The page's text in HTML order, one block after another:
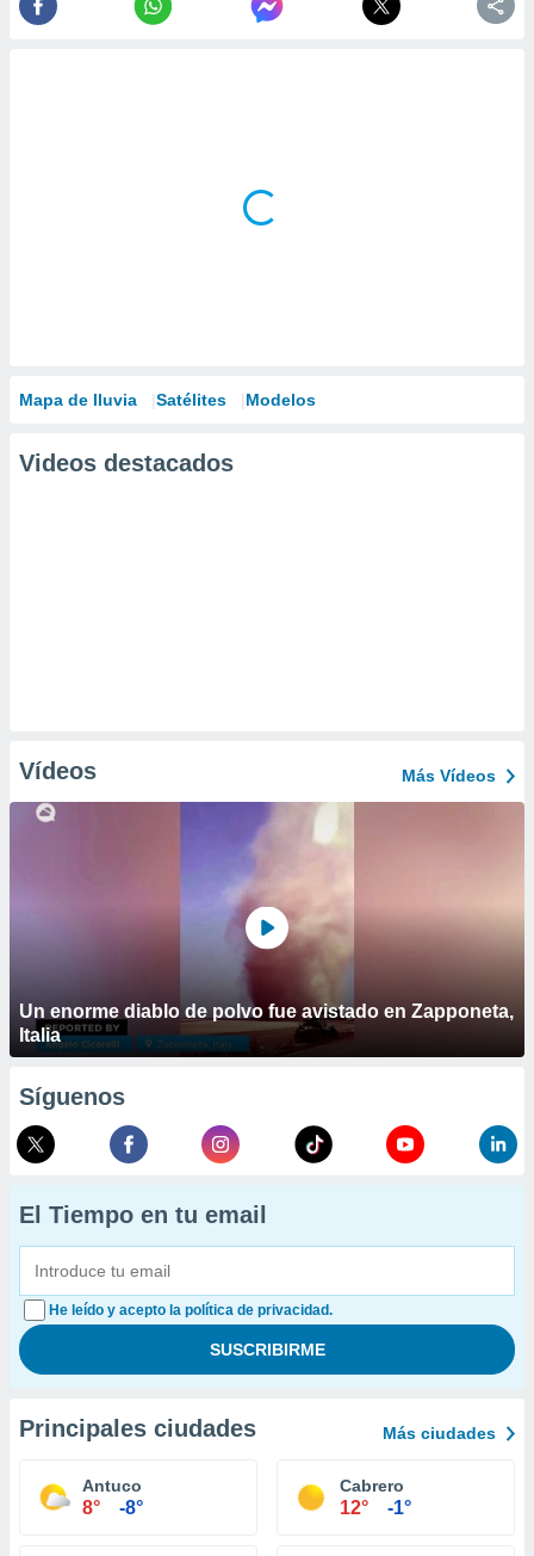
Mapa de lluvia Satélites Modelos
Videos destacados
Vídeos Más Vídeos
Un enorme diablo de polvo fue avistado en Zapponeta,
Italia
Síguenos
El Tiempo en tu email
He leído y acepto la política de privacidad.
Principales ciudades Más ciudades
Antuco
8° -8°
Cabrero
12° -1°